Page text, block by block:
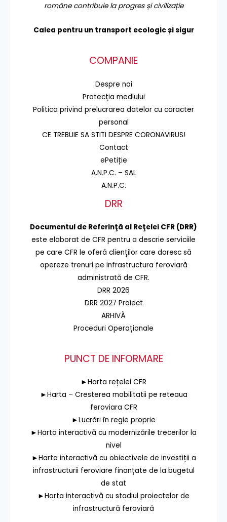
române contribuie la progres și civilizație
Calea pentru un transport ecologic și sigur
COMPANIE
Despre noi
Protecţia mediului
Politica privind prelucrarea datelor cu caracter
personal
CE TREBUIE SA STITI DESPRE CORONAVIRUS!
Contact
ePetiție
A.N.P.C. – SAL
A.N.P.C.
DRR
Documentul de Referinţă al Reţelei CFR (DRR)
este elaborat de CFR pentru a descrie serviciile
pe care CFR le oferă clienţilor care doresc să
opereze trenuri pe infrastructura feroviară
administrată de CFR.
DRR 2026
DRR 2027 Proiect
ARHIVĂ
Proceduri Operaționale
PUNCT DE INFORMARE
►Harta rețelei CFR
►Harta – Cresterea mobilitatii pe reteaua
feroviara CFR
►Lucrări în regie proprie
►Harta interactivă cu modernizările trecerilor la
nivel
►Harta interactivă cu obiectivele de investiții a
infrastructurii feroviare finanțate de la bugetul
de stat
►Harta interactivă cu stadiul proiectelor de
infrastructură feroviară